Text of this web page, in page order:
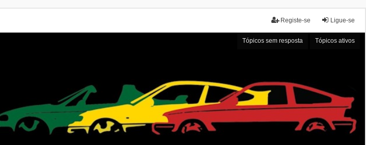
Ligue-se
Registe-se
Tópicos sem resposta Tópicos ativos